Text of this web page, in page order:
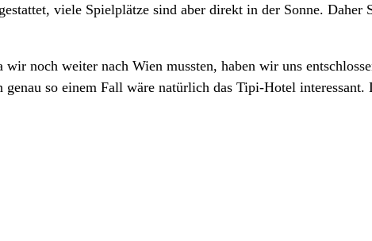
viele Spielplätze sind aber direkt in der Sonne. Daher
noch weiter nach Wien mussten, haben wir uns
so einem Fall wäre natürlich das Tipi-Hotel interessant.